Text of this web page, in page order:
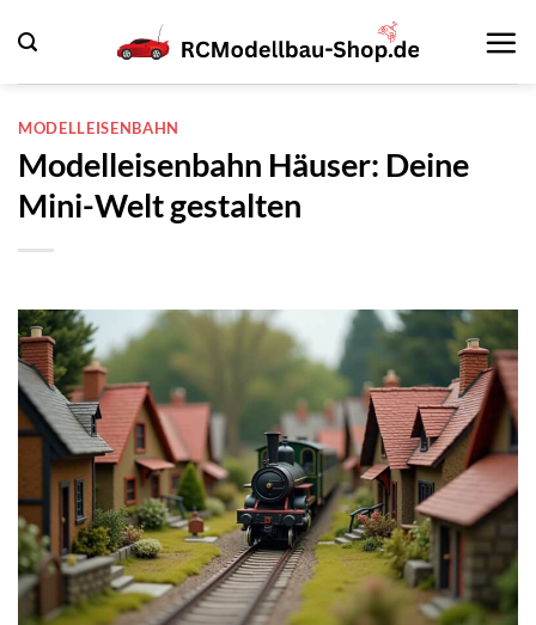
Inhalt
springen
MODELLEISENBAHN
Modelleisenbahn Häuser: Deine
Mini-Welt gestalten